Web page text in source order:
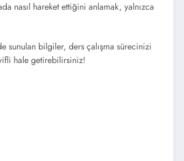
nasıl hareket ettiğini anlamak, yalnızca
sunulan bilgiler, ders çalışma sürecinizi
hale getirebilirsiniz!